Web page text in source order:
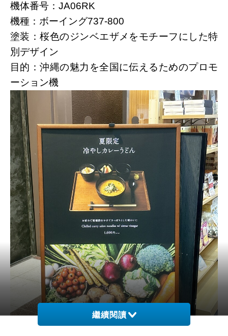
機体番号 ： JA06RK
機種 ：ボーイング737-800
塗装 ：桜色のジンベエザメをモチーフにした特
別デザイン
目的 ：沖縄の魅力を全国に伝えるためのプロモ
ーション機
繼續閱讀